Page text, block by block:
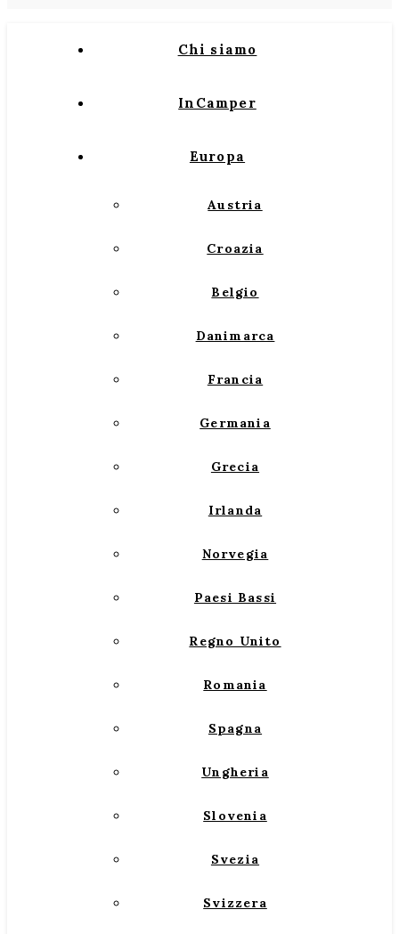
Chi siamo
InCamper
Europa
Austria
Croazia
Belgio
Danimarca
Francia
Germania
Grecia
Irlanda
Norvegia
Paesi Bassi
Regno Unito
Romania
Spagna
Ungheria
Slovenia
Svezia
Svizzera